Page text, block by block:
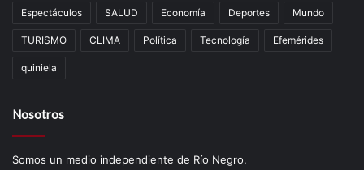
Espectáculos SALUD Economía Deportes Mundo
TURISMO CLIMA Política Tecnología Efemérides
quiniela
Nosotros
Somos un medio independiente de Río Negro.